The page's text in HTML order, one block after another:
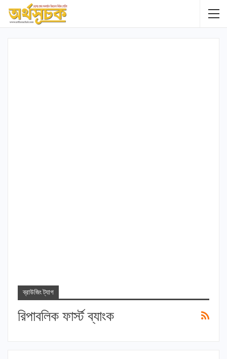
ব্রাউজিং ট্যাগ
রিপাবলিক ফার্স্ট ব্যাংক